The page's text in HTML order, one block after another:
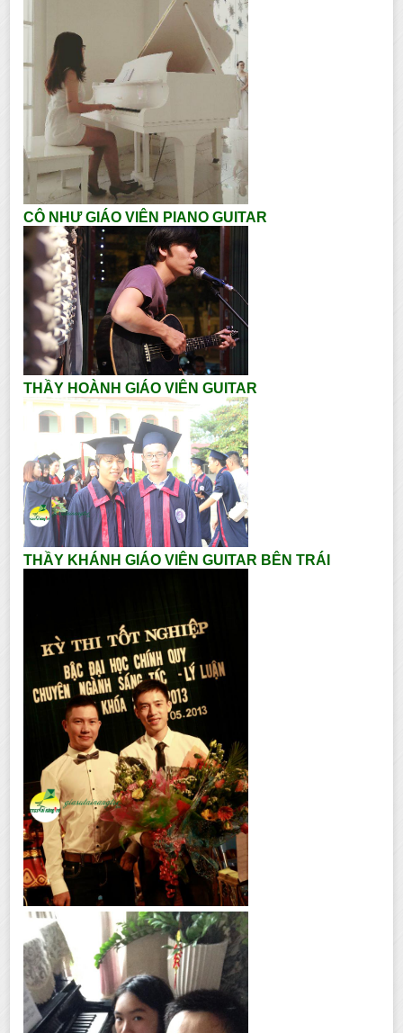
CÔ NHƯ GIÁO VIÊN PIANO GUITAR
THẦY HOÀNH GIÁO VIÊN GUITAR
THẦY KHÁNH GIÁO VIÊN GUITAR BÊN TRÁI